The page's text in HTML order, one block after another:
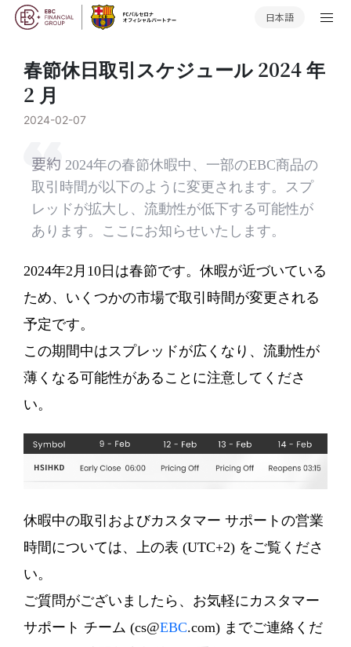
日本語
春節休日取引スケジュール 2024 年
2 月
2024-02-07
要約 2024年の春節休暇中、一部のEBC商品の
取引時間が以下のように変更されます。スプ
レッドが拡大し、流動性が低下する可能性が
あります。ここにお知らせいたします。
2024年2月10日は春節です。休暇が近づいている
ため、いくつかの市場で取引時間が変更される
予定です。
この期間中はスプレッドが広くなり、流動性が
薄くなる可能性があることに注意してくださ
い。
休暇中の取引およびカスタマー サポートの営業
時間については、上の表 (UTC+2) をご覧くださ
い。
ご質問がございましたら、お気軽にカスタマー
サポート チーム (cs@EBC.com) までご連絡くだ